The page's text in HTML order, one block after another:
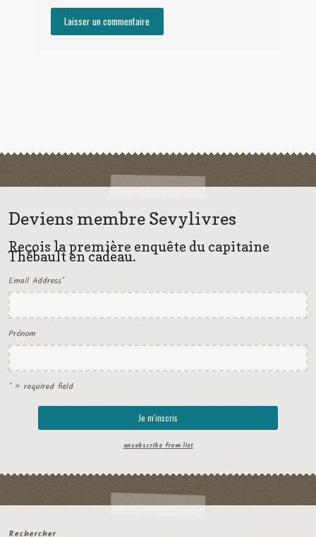
Deviens membre Sevylivres
Reçois la première enquête du capitaine
Thébault en cadeau.
Email Address*
Prénom
* = required field
unsubscribe from list
Rechercher